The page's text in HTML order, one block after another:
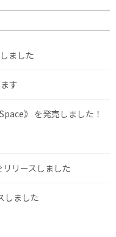
ました
す
》 を発売しました！
リースしました
しました